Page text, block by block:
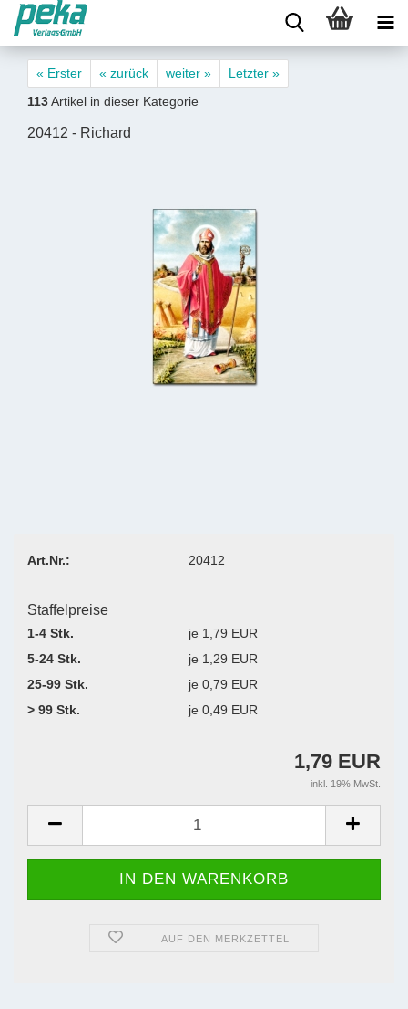
« Erster « zurück weiter »
Letzter »
113Artikel in dieser Kategorie
20412 - Richard
Art.Nr.: 20412
Staffelpreise
1-4 Stk.
je 1,79 EUR
5-24 Stk.
je 1,29 EUR
25-99 Stk.
je 0,79 EUR
> 99 Stk.
je 0,49 EUR
1,79 EUR
inkl. 19% MwSt.
AUF DEN MERKZETTEL